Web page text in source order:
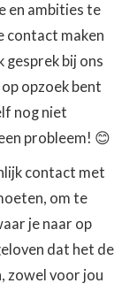
en ambities te
contact maken
gesprek bij ons
opzoek bent
nog niet
probleem! 😊
contact met
om te
je naar op
dat het de
zowel voor jou